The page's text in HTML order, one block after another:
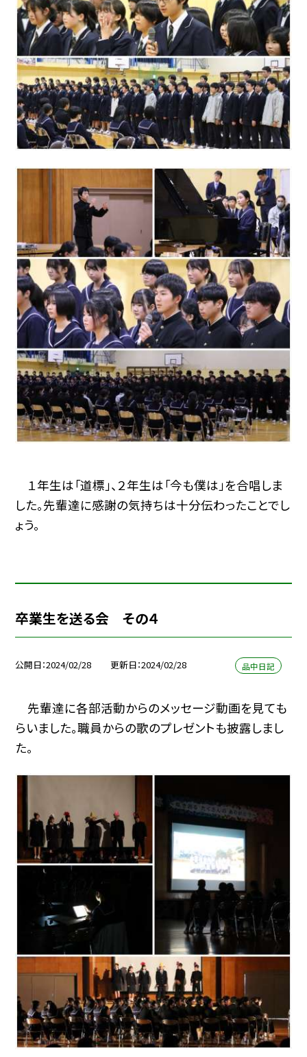
１年生は「道標」、２年生は「今も僕は」を合唱しま
した。先輩達に感謝の気持ちは十分伝わったことでし
ょう。
卒業生を送る会 その４
公開日 2024/02/28 更新日 2024/02/28 品中日記
先輩達に各部活動からのメッセージ動画を見ても
らいました。職員からの歌のプレゼントも披露しまし
た。